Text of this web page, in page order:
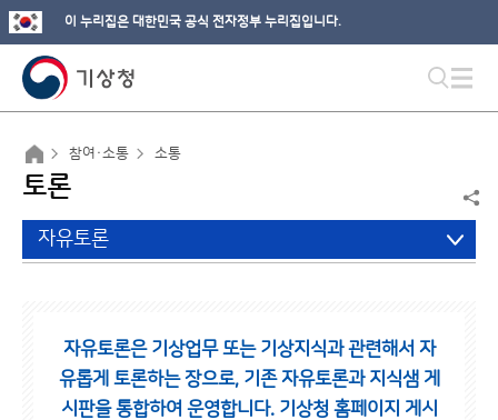
이 누리집은 대한민국 공식 전자정부 누리집입니다.
참여·소통 소통
토론
자유토론
자유토론은 기상업무 또는 기상지식과 관련해서 자
유롭게 토론하는 장으로, 기존 자유토론과 지식샘 게
시판을 통합하여 운영합니다. 기상청 홈페이지 게시